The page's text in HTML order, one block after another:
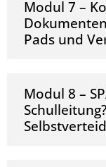
Modul 7 –
Pads und
Modul 8 –